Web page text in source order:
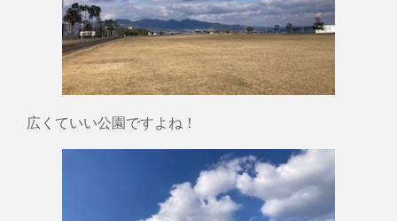
広くていい公園ですよね！